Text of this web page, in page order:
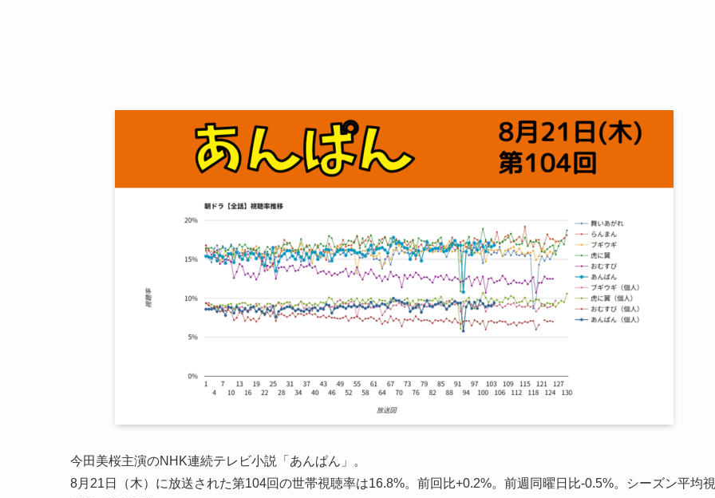
今田美桜主演のNHK連続テレビ小説「あんぱん」。
8月21日（木）に放送された第104回の世帯視聴率は16.8%。前回比+0.2%。前週同曜日比-0.5%。シーズン平均視